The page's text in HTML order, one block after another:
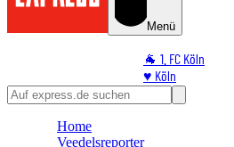
Menü
🐐 1. FC Köln
♥️ Köln
⭐ Promi
🛒 Shoppingwelt
Home
Veedelsreporter